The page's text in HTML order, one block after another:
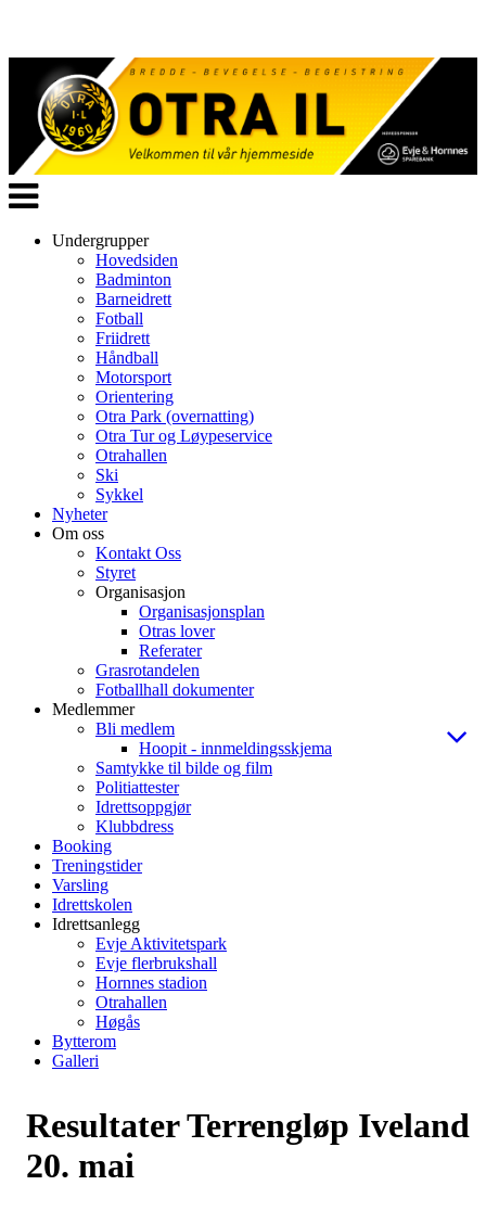
Veksle
navigasjon
Undergrupper
Hovedsiden
Badminton
Barneidrett
Fotball
Friidrett
Håndball
Motorsport
Orientering
Otra Park (overnatting)
Otra Tur og Løypeservice
Otrahallen
Ski
Sykkel
Nyheter
Om oss
Kontakt Oss
Styret
Organisasjon
Organisasjonsplan
Otras lover
Referater
Grasrotandelen
Fotballhall dokumenter
Medlemmer
Bli medlem
Hoopit - innmeldingsskjema
Samtykke til bilde og film
Politiattester
Idrettsoppgjør
Klubbdress
Booking
Treningstider
Varsling
Idrettskolen
Idrettsanlegg
Evje Aktivitetspark
Evje flerbrukshall
Hornnes stadion
Otrahallen
Høgås
Bytterom
Galleri
Resultater Terrengløp Iveland
20. mai